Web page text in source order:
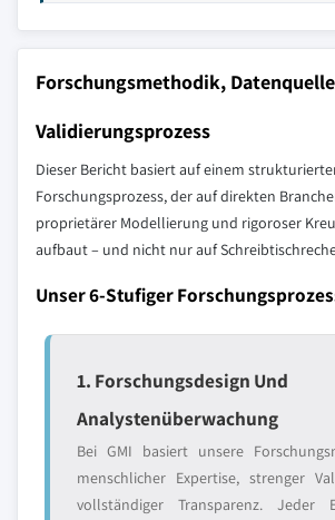
Forschungsmethodik,
Validierungsprozess
Dieser Bericht basiert auf einem
Forschungsprozess, der auf direkten
proprietärer Modellierung und rigoroser
aufbaut – und nicht nur auf
Unser 6-Stufiger
1. Forschungsdesign Und
Analystenüberwachung
Bei GMI basiert unsere
menschlicher Expertise, strenger
vollständiger Transparenz. Jeder